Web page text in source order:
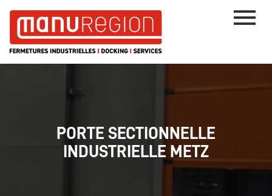
PORTE SECTIONNELLE
INDUSTRIELLE METZ